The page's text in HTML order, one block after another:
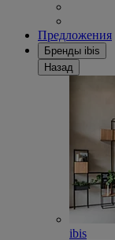
Предложения
Бренды ibis
Назад
ibis